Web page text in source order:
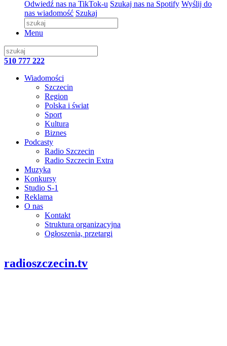
Odwiedź nas na TikTok-u Szukaj nas na Spotify Wyślij do
nas wiadomość Szukaj
Menu
510 777 222
Wiadomości
Szczecin
Region
Polska i świat
Sport
Kultura
Biznes
Podcasty
Radio Szczecin
Radio Szczecin Extra
Muzyka
Konkursy
Studio S-1
Reklama
O nas
Kontakt
Struktura organizacyjna
Ogłoszenia, przetargi
radioszczecin.tv